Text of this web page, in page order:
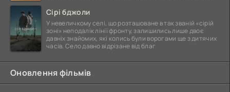
Сірі бджоли
У невеличкому селі, що розташоване в так званій «сірій
зоні» неподалік лінії фронту, залишились лише двоє
давніх знайомих, які колись були ворогами ще з дитячих
часів. Село давно відрізане від благ
Оновлення фільмів